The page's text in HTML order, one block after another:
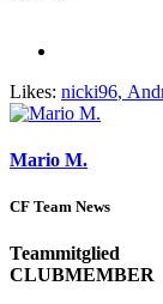
Likes: nicki96,
Mario M.
CF Team News
Teammitglied
CLUBMEMBER